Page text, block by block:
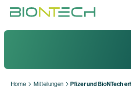
Home Mitteilungen Pfizer und BioNTech